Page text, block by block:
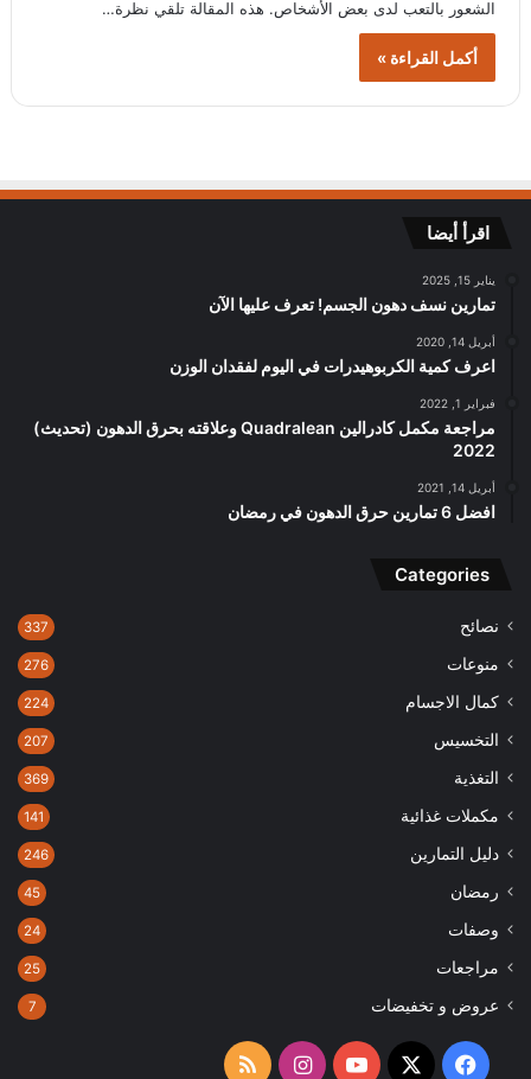
الشعور بالتعب لدى بعض الأشخاص. هذه المقالة تلقي نظرة…
أكمل القراءة »
اقرأ أيضا
يناير 15, 2025
تمارين نسف دهون الجسم! تعرف عليها الآن
أبريل 14, 2020
اعرف كمية الكربوهيدرات في اليوم لفقدان الوزن
فبراير 1, 2022
مراجعة مكمل كادرالين Quadralean وعلاقته بحرق الدهون (تحديث)
2022
أبريل 14, 2021
افضل 6 تمارين حرق الدهون في رمضان
Categories
نصائح 337
منوعات 276
كمال الاجسام 224
التخسيس 207
التغذية 369
مكملات غذائية 141
دليل التمارين 246
رمضان 45
وصفات 24
مراجعات 25
عروض و تخفيضات 7
فيسبوك
‫X
‫YouTubeانستقرامملخص